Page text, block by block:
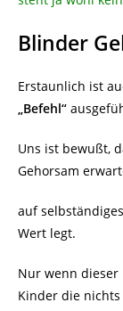
Blinder
Erstaunlich ist
„Befehl“
Uns ist bewußt,
Gehorsam
auf
Wert legt.
Nur wenn dieser
Kinder die